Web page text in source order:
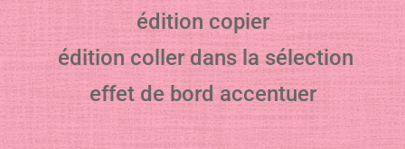
édition copier
édition coller dans la sélection
effet de bord accentuer